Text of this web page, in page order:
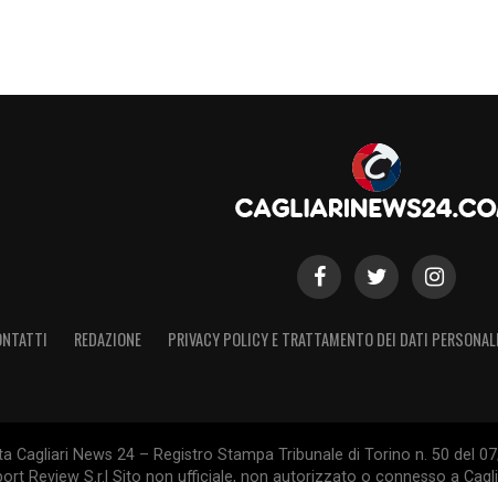
REDAZIONE PRIVACY POLICY E TRATTAMENTO DEI DATI PERSONALI
Cagliari News 24 – Registro Stampa Tribunale di Torino n. 50 del
Review S.r.l Sito non ufficiale, non autorizzato o connesso a